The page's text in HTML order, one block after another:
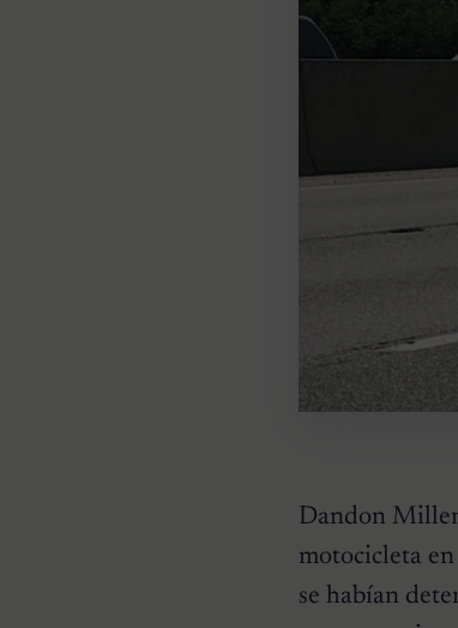
Dandon
motocicleta
se habían